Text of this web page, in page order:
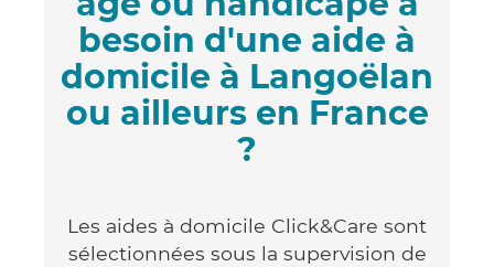
besoin d'une aide à
domicile à Langoëlan
ou ailleurs en France
?
Les aides à domicile Click&Care sont
sélectionnées sous la supervision de